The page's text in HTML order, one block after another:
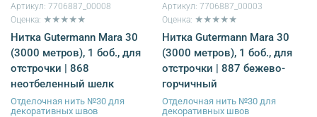
Артикул: 7706887_00008
Оценка: ★★★★★
Нитка Gutermann Mara 30
(3000 метров), 1 боб., для
отстрочки | 868
неотбеленный шелк
Отделочная нить №30 для
декоративных швов
Артикул: 7706887_00003
Оценка: ★★★★★
Нитка Gutermann Mara 30
(3000 метров), 1 боб., для
отстрочки | 887 бежево-
горчичный
Отделочная нить №30 для
декоративных швов